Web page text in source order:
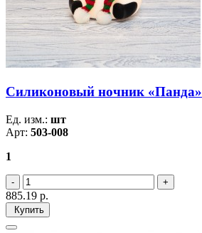
Силиконовый ночник «Панда»
Ед. изм.: шт
Арт: 503-008
1
885.19 р.
Купить